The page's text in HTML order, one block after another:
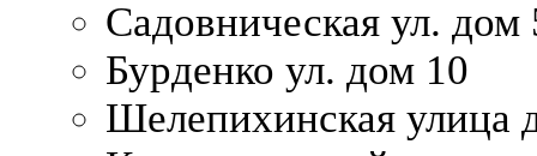
Садовническая ул. дом
Бурденко ул. дом 10
Шелепихинская улица